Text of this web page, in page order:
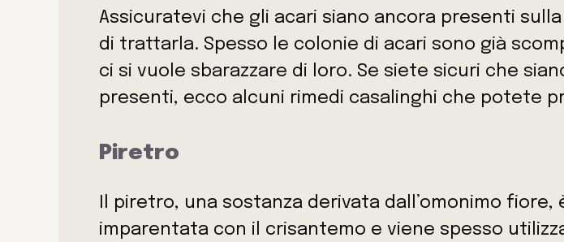
Assicuratevi che gli acari siano ancora presenti
di trattarla. Spesso le colonie di acari sono già
ci si vuole sbarazzare di loro. Se siete sicuri che
presenti, ecco alcuni rimedi casalinghi che potete
Piretro
Il piretro, una sostanza derivata dall’omonimo fiore,
imparentata con il crisantemo e viene spesso